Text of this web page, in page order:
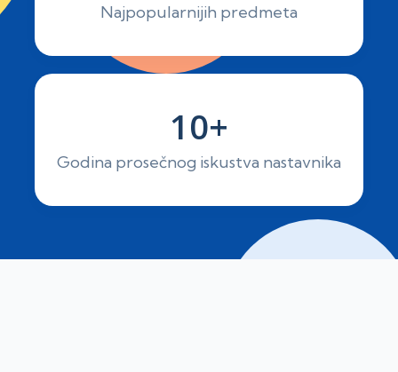
Najpopularnijih predmeta
10+
Godina prosečnog iskustva nastavnika